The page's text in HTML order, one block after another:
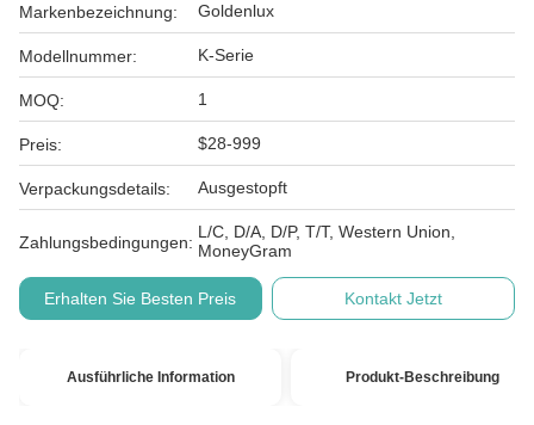
Markenbezeichnung: Goldenlux
Modellnummer: K-Serie
MOQ: 1
Preis: $28-999
Verpackungsdetails: Ausgestopft
Zahlungsbedingungen:
L/C, D/A, D/P, T/T, Western Union,
MoneyGram
Erhalten Sie Besten Preis Kontakt Jetzt
Ausführliche Information Produkt-Beschreibung